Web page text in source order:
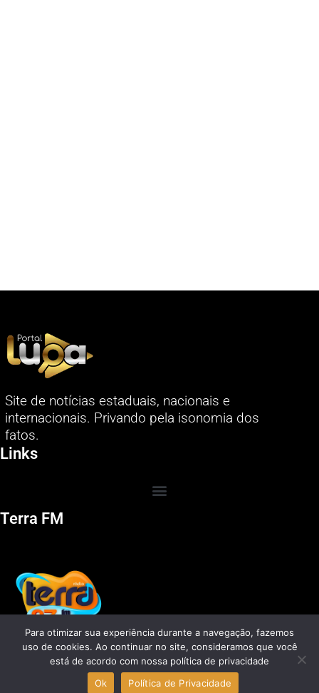
Site de notícias estaduais, nacionais e
internacionais. Privando pela isonomia dos
fatos.
Links
Terra FM
Para otimizar sua experiência durante a navegação, fazemos
uso de cookies. Ao continuar no site, consideramos que você
está de acordo com nossa política de privacidade
Ok
Política de Privacidade